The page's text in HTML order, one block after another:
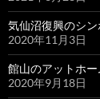
気仙沼復興のシン
2020年11月3日
館山のアットホー
2020年9月18日